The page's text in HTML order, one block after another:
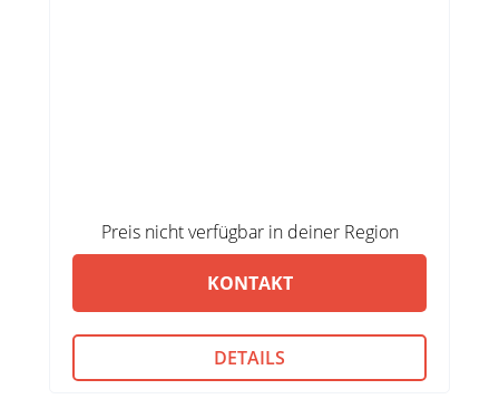
Preis nicht verfügbar in deiner Region
KONTAKT
DETAILS